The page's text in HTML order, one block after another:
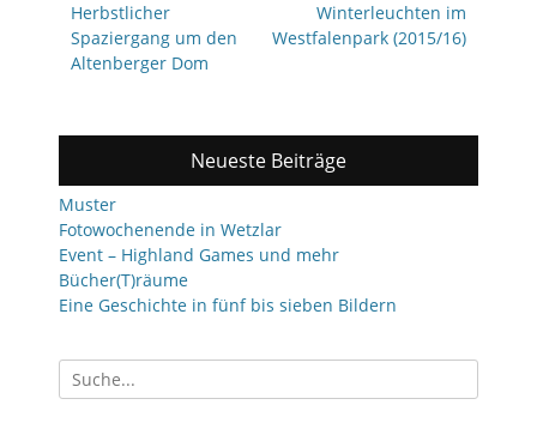
Vorheriger
Beitrag:
Herbstlicher
Spaziergang um den
Altenberger Dom
Nächster
Beitrag:
Winterleuchten im
Westfalenpark (2015/16)
Neueste Beiträge
Muster
Fotowochenende in Wetzlar
Event – Highland Games und mehr
Bücher(T)räume
Eine Geschichte in fünf bis sieben Bildern
Suchen
nach: